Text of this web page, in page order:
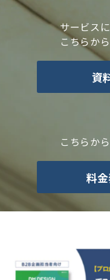
サービス
こちらか
資
こちらか
料